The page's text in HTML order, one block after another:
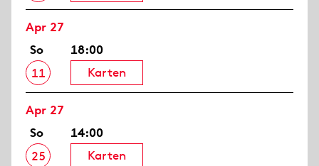
Apr 27
So
11
18:00
Karten
Apr 27
So
25
14:00
Karten